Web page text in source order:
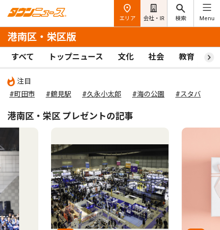
エリア 会社・IR 検索 Menu
港南区・栄区版
すべて トップニュース 文化 社会 教育 ス
注目
#町田市
#鶴見駅 #久永小太郎 #海の公園 #スタバ
港南区・栄区 プレゼントの記事